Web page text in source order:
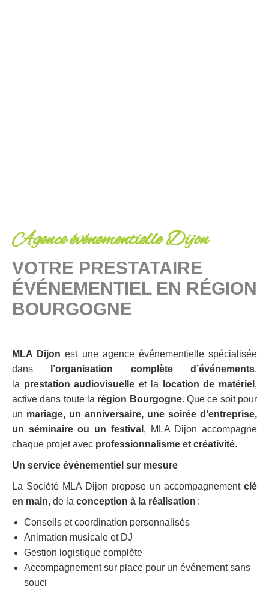
Agence événementielle Dijon
VOTRE PRESTATAIRE
ÉVÉNEMENTIEL EN RÉGION
BOURGOGNE
MLA Dijon est une agence événementielle spécialisée
dans
l’organisation complète d’événements,
la prestation audiovisuelle et la location de matériel ,
active dans toute la région Bourgogne. Que ce soit pour
un mariage, un anniversaire, une soirée d’entreprise,
un séminaire ou un festival , MLA Dijon accompagne
chaque projet avec professionnalisme et créativité.
Un service événementiel sur mesure
La Société MLA Dijon propose un accompagnement clé
en main, de la conception à la réalisation :
Conseils et coordination personnalisés
Animation musicale et DJ
Gestion logistique complète
Accompagnement sur place pour un événement sans
souci